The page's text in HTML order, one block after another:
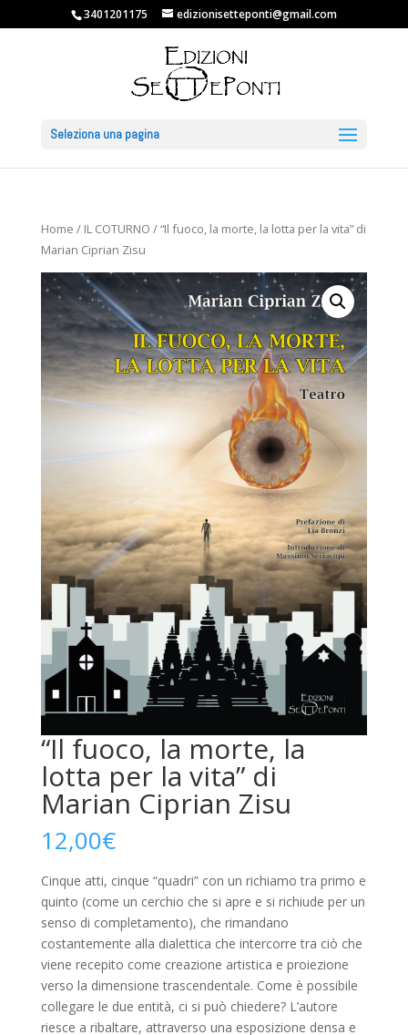
3401201175 edizionisetteponti@gmail.com
Seleziona una pagina
Home / IL COTURNO / “Il fuoco, la morte, la lotta per la vita” di
Marian Ciprian Zisu
“Il fuoco, la morte, la
lotta per la vita” di
Marian Ciprian Zisu
12,00€
Cinque atti, cinque “quadri” con un richiamo tra primo e
quinto (come un cerchio che si apre e si richiude per un
senso di completamento), che rimandano
costantemente alla dialettica che intercorre tra ciò che
viene recepito come creazione artistica e proiezione
verso la dimensione trascendentale. Come è possibile
collegare le due entità, ci si può chiedere? L’autore
riesce a ribaltare, attraverso una esposizione densa e